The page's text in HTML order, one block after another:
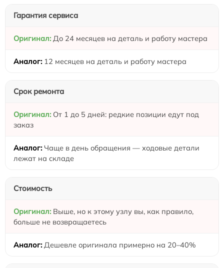
Гарантия сервиса
До 24 месяцев на деталь и работу мастера
12 месяцев на деталь и работу мастера
Срок ремонта
От 1 до 5 дней: редкие позиции едут под
заказ
Чаще в день обращения — ходовые детали
лежат на складе
Стоимость
Выше, но к этому узлу вы, как правило,
больше не возвращаетесь
Дешевле оригинала примерно на 20–40%